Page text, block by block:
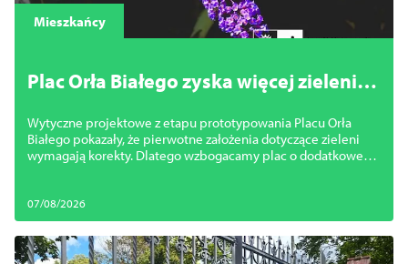
Mieszkańcy
Plac Orła Białego zyska więcej zieleni.
Wytyczne projektowe z etapu prototypowania Placu Orła
Białego pokazały, że pierwotne założenia dotyczące zieleni
wymagają korekty. Dlatego wzbogacamy plac o dodatkowe
07/08/2026